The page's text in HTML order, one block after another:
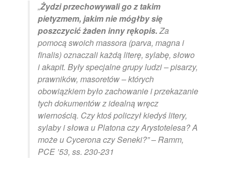
„Żydzi przechowywali go z takim
pietyzmem, jakim nie mógłby się
poszczycić żaden inny rękopis.Za
pomocą swoichmassora (parva, magna i
finalis) oznaczali każdą literę, sylabę, słowo
i akapit. Były specjalne grupy ludzi – pisarzy,
prawników, masoretów – których
obowiązkiem było zachowanie i przekazanie
tych dokumentów z idealną wręcz
wiernością. Czy ktoś policzył kiedyś litery,
sylaby i słowa u Platona czy Arystotelesa? A
może u Cycerona czy Seneki?” – Ramm,
PCE ’53, ss. 230-231